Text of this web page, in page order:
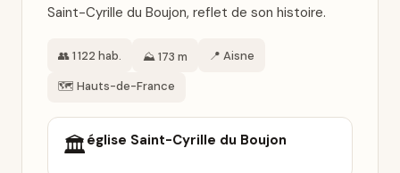
Saint-Cyrille du Boujon, reflet de son histoire.
👥 1 122 hab. ⛰️ 173 m 📍 Aisne
🗺️ Hauts-de-France
🏛️église Saint-Cyrille du Boujon